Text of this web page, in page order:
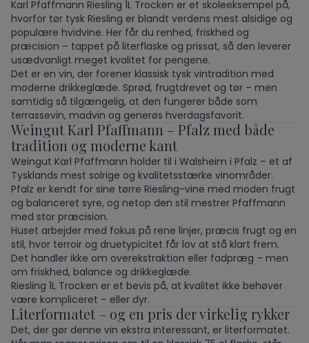
Karl Pfaffmann Riesling 1L Trocken er et skoleeksempel på,
hvorfor tør tysk Riesling er blandt verdens mest alsidige og
populære hvidvine. Her får du renhed, friskhed og
præcision – tappet på literflaske og prissat, så den leverer
usædvanligt meget kvalitet for pengene.
Det er en vin, der forener klassisk tysk vintradition med
moderne drikkeglæde. Sprød, frugtdrevet og tør – men
samtidig så tilgængelig, at den fungerer både som
terrassevin, madvin og generøs hverdagsfavorit.
Weingut Karl Pfaffmann – Pfalz med både
tradition og moderne kant
Weingut Karl Pfaffmann holder til i Walsheim i Pfalz – et af
Tysklands mest solrige og kvalitetsstærke vinområder.
Pfalz er kendt for sine tørre Riesling-vine med moden frugt
og balanceret syre, og netop den stil mestrer Pfaffmann
med stor præcision.
Huset arbejder med fokus på rene linjer, præcis frugt og en
stil, hvor terroir og druetypicitet får lov at stå klart frem.
Det handler ikke om overekstraktion eller fadpræg – men
om friskhed, balance og drikkeglæde.
Riesling 1L Trocken er et bevis på, at kvalitet ikke behøver
være kompliceret – eller dyr.
Literformatet – og en pris der virkelig rykker
Det, der gør denne vin ekstra interessant, er literformatet.